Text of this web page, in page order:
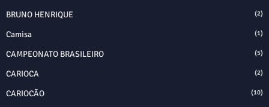
BRUNO HENRIQUE (2)
Camisa (1)
CAMPEONATO BRASILEIRO (5)
CARIOCA (2)
CARIOCÃO (10)